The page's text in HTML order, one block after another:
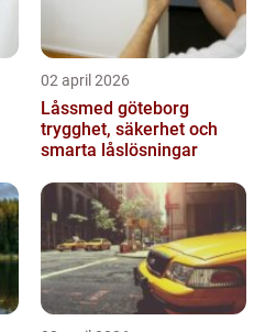
02 april 2026
Låssmed göteborg
trygghet, säkerhet och
smarta låslösningar